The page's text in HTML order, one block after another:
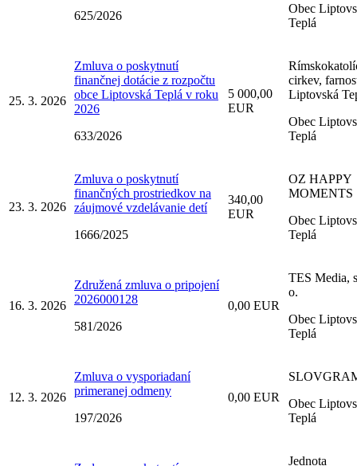
625/2026
Obec
Teplá
25. 3. 2026
Zmluva o poskytnutí
finančnej dotácie z rozpočtu
obce Liptovská Teplá v roku
2026
633/2026
5 000,00
EUR
cirkev,
Liptovská
Obec
Teplá
23. 3. 2026
Zmluva o poskytnutí
finančných prostriedkov na
záujmové vzdelávanie detí
1666/2025
340,00
EUR
OZ HAPPY
MOMENTS
Obec
Teplá
16. 3. 2026
Združená zmluva o pripojení
2026000128
581/2026
0,00 EUR
TES Media,
o.
Obec
Teplá
12. 3. 2026
Zmluva o vysporiadaní
primeranej odmeny
197/2026
0,00 EUR
Obec
Teplá
Jednota